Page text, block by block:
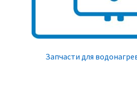
Запчасти для